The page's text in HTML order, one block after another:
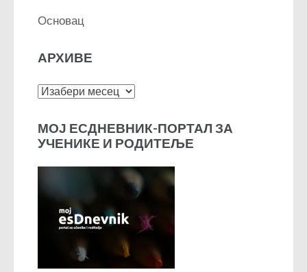
Основац
АРХИВЕ
Архиве
МОЈ ЕСДНЕВНИК-ПОРТАЛ ЗА
УЧЕНИКЕ И РОДИТЕЉЕ